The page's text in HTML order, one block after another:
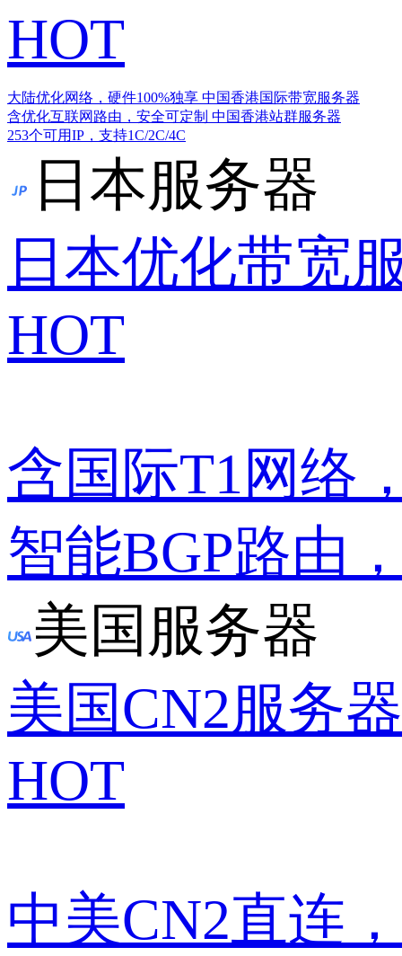
HOT
大陆优化网络，硬件100%独享 中国香港国际带宽服务器
含优化互联网路由，安全可定制 中国香港站群服务器
253个可用IP，支持1C/2C/4C
日本服务器
日本优化带宽
HOT
含国际T1网络
智能BGP路由
美国服务器
美国CN2服务器
HOT
中美CN2直连